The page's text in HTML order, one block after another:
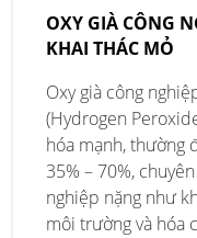
OXY GIÀ CÔNG
KHAI THÁC MỎ
Oxy già công
(Hydrogen
hóa mạnh, thường
35% – 70%,
nghiệp nặng như
môi trường và hóa